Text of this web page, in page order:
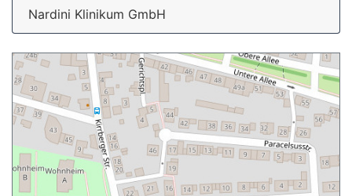
Nardini Klinikum GmbH